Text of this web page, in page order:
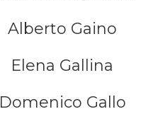
Alberto Gaino
Elena Gallina
Domenico Gallo